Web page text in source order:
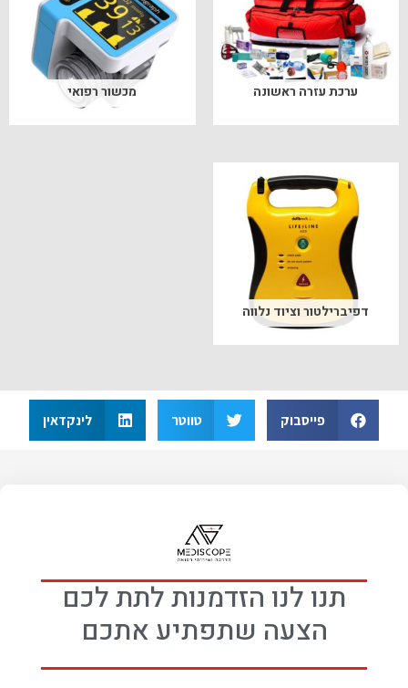
ערכת עזרה ראשונה מכשור רפואי
דפיברילטור וציוד נלווה
פייסבוק טווטר לינקדאין
תנו לנו הזדמנות לתת לכם
הצעה שתפתיע אתכם